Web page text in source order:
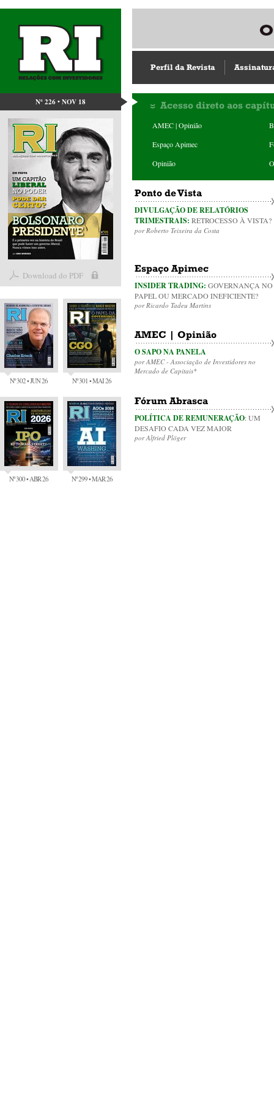
Nº 226 • NOV 18
Download do PDF
Nº 302 • JUN 26 Nº 301 • MAI 26
Nº 300 • ABR 26 Nº 299 • MAR 26
Perfil da Revista
Acesso direto aos
AMEC | Opinião
Espaço Apimec
Opinião
Ponto de Vista
DIVULGAÇÃO DE RELATÓRIOS
TRIMESTRAIS: RETROCESSO À VISTA?
por Roberto Teixeira da Costa
Espaço Apimec
INSIDER TRADING: GOVERNANÇA NO
PAPEL OU MERCADO INEFICIENTE?
por Ricardo Tadeu Martins
AMEC | Opinião
O SAPO NA PANELA
por AMEC - Associação de Investidores no
Mercado de Capitais*
Fórum Abrasca
POLÍTICA DE REMUNERAÇÃO: UM
DESAFIO CADA VEZ MAIOR
por Alfried Plöger